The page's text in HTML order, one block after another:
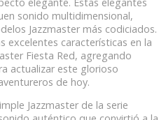
sonido multidimensional,
Jazzmaster más codiciados.
excelentes características en la
Fiesta Red, agregando
actualizar este glorioso
de hoy.
Jazzmaster de la serie